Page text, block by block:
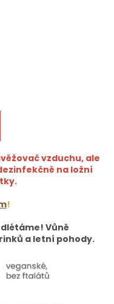
vzduchu, ale
na ložní
!
Vůně
a letní pohody.